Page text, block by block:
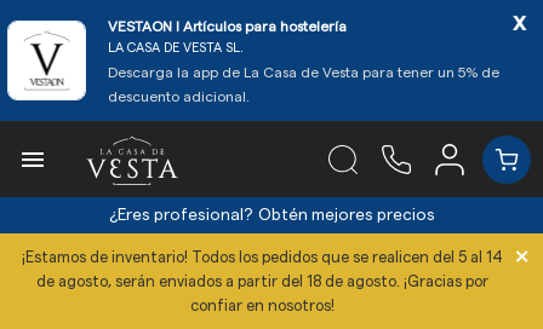
VESTAON l Artículos para hostelería
LA CASA DE VESTA SL.
Descarga la app de La Casa de Vesta para tener un 5% de
descuento adicional.
x

¿Eres profesional? Obtén mejores precios
¡Estamos de inventario! Todos los pedidos que se realicen del 5 al 14
de agosto, serán enviados a partir del 18 de agosto. ¡Gracias por
confiar en nosotros!
×